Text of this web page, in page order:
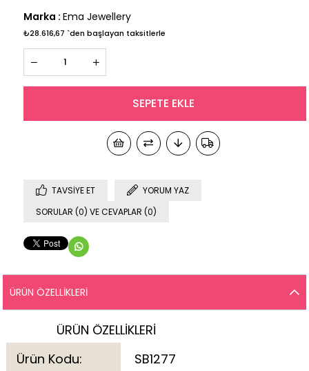
Marka : Ema Jewellery
₺28.616,67 `den başlayan taksitlerle
TAVSIYE ET
YORUM YAZ
SORULAR (0) VE CEVAPLAR (0)
ÜRÜN ÖZELLIKLERI
ÜRÜN ÖZELLİKLERİ
Ürün Kodu:
SB1277